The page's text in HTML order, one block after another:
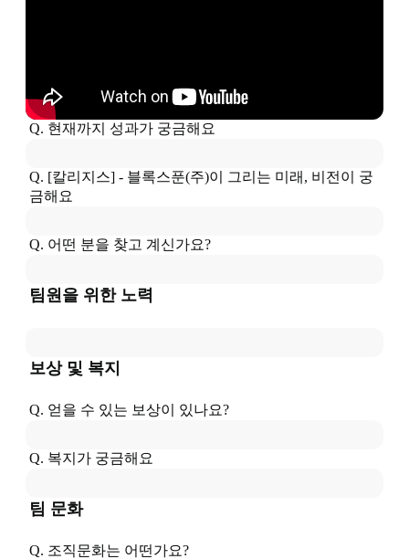
Q. 현재까지 성과가 궁금해요
Q. [칼리지스] - 블록스푼(주)이
그리는 미래, 비전이 궁
금해요
Q. 어떤 분을 찾고 계신가요?
팀원을 위한 노력
보상 및 복지
Q. 얻을 수 있는 보상이 있나요?
Q. 복지가 궁금해요
팀 문화
Q. 조직문화는 어떤가요?